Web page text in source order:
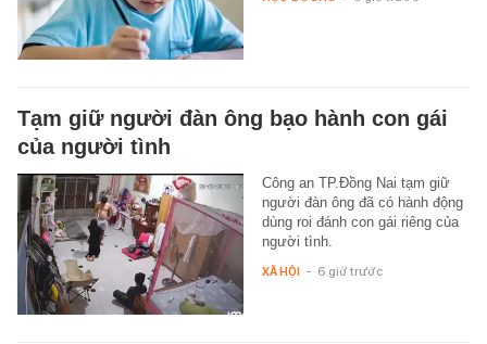
Tạm giữ người đàn ông bạo hành con gái
của người tình
Công an TP.Đồng Nai tạm giữ
người đàn ông đã có hành động
dùng roi đánh con gái riêng của
người tình.
XÃ HỘI - 6 giờ trước